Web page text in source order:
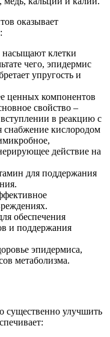
оказывает
насыщают клетки
чего, эпидермис
упругость и
ценных компонентов
свойство –
в реакцию с
снабжение кислородом
действие на
для поддержания
обеспечения
и поддержания
эпидермиса,
метаболизма.
существенно улучшить